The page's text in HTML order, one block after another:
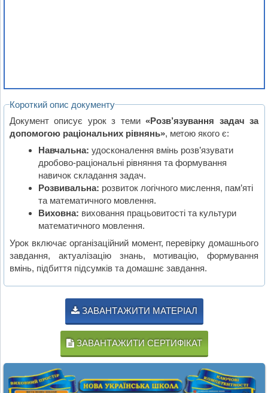
Короткий опис документу
Документ описує урок з теми«Розв’язування задач за
допомогою раціональних рівнянь», метою якого є:
Навчальна: удосконалення вмінь розв’язувати
дробово-раціональні рівняння та формування
навичок складання задач.
Розвивальна: розвиток логічного мислення, пам’яті
та математичного мовлення.
Виховна: виховання працьовитості та культури
математичного мовлення.
Урок включає організаційний момент, перевірку домашнього
завдання, актуалізацію знань, мотивацію, формування
вмінь, підбиття підсумків та домашнє завдання.
ЗАВАНТАЖИТИ МАТЕРІАЛ
ЗАВАНТАЖИТИ СЕРТИФІКАТ